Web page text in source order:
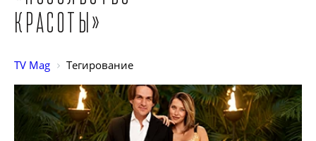
красоты»
TV Mag Тегирование